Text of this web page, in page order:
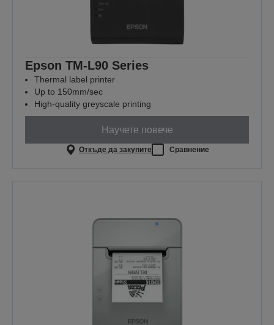
Epson TM-L90 Series
Thermal label printer
Up to 150mm/sec
High-quality greyscale printing
Научете повече
Откъде да закупите Сравнение